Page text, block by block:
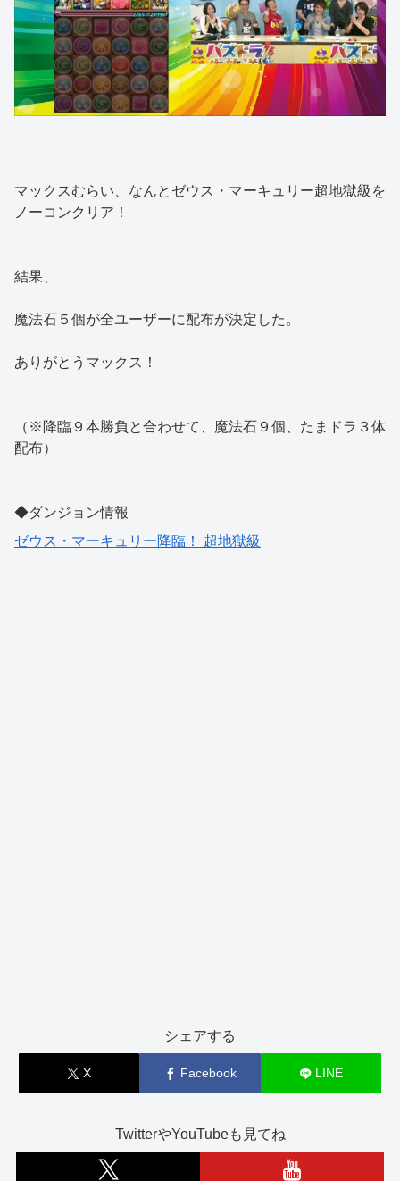
マックスむらい、なんとゼウス・マーキュリー超地獄級を
ノーコンクリア！
結果、
魔法石５個が全ユーザーに配布が決定した。
ありがとうマックス！
（※降臨９本勝負と合わせて、魔法石９個、たまドラ３体
配布）
◆ダンジョン情報
ゼウス・マーキュリー降臨！ 超地獄級
シェアする
X Facebook LINE
TwitterやYouTubeも見てね